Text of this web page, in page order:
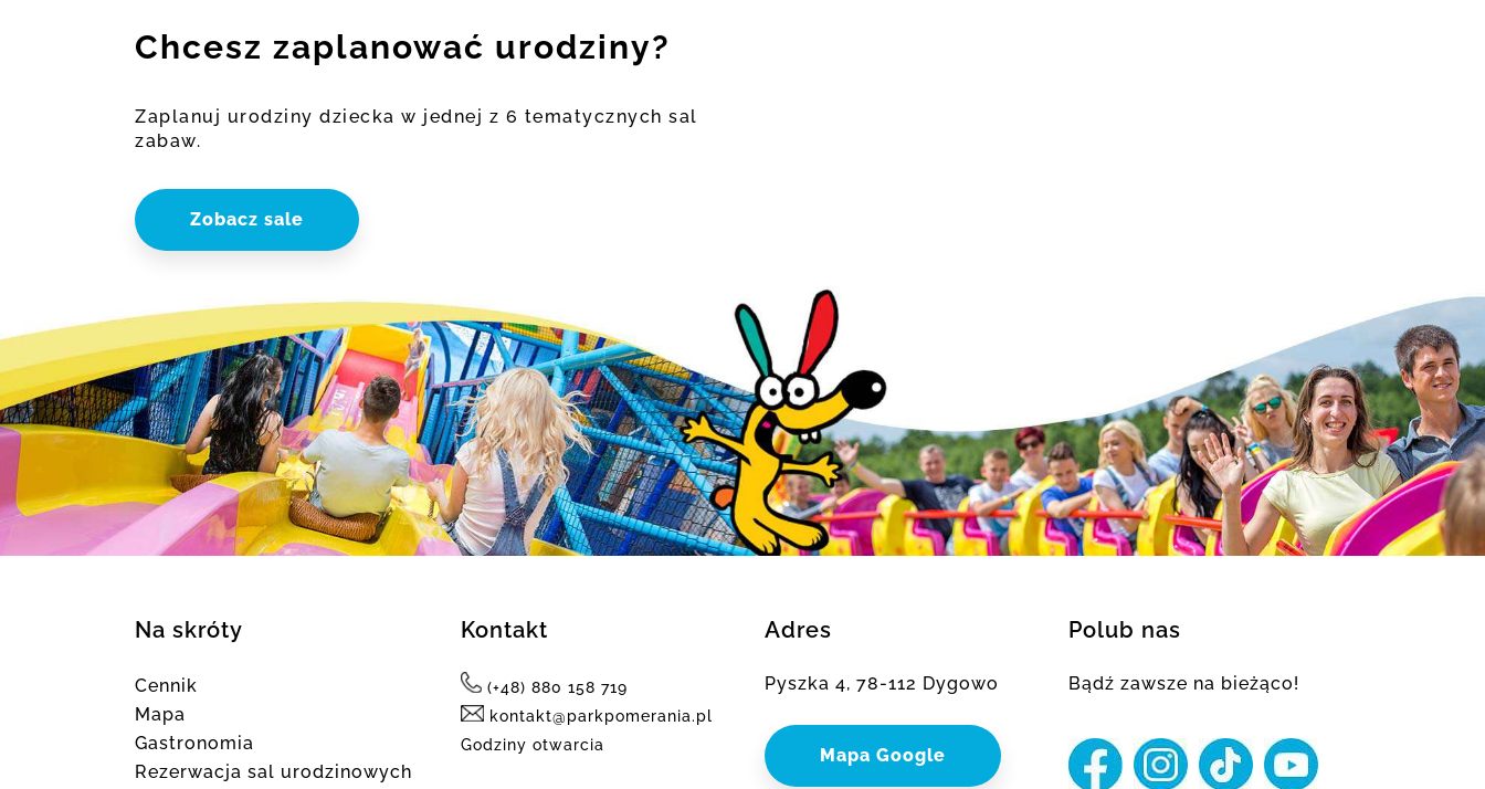
Chcesz zaplanować urodziny?
Zaplanuj urodziny dziecka w jednej z 6 tematycznych sal
zabaw.
Zobacz sale
Na skróty
Cennik
Mapa
Gastronomia
Rezerwacja sal urodzinowych
Kontakt
(+48) 880 158 719
kontakt@parkpomerania.pl
Godziny otwarcia
Adres
Pyszka 4, 78-112 Dygowo
Mapa Google
Polub nas
Bądź zawsze na bieżąco!